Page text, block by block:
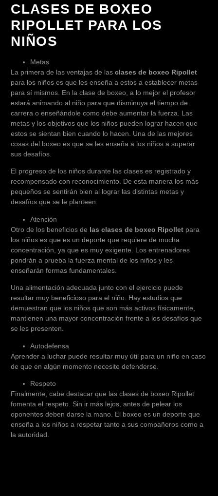
CLASES DE BOXEO
RIPOLLET PARA LOS
NIÑOS
Metas
La primera de las ventajas de lasclases de boxeo Ripollet
para los niños es que les enseña a estos a establecer metas
para sí mismos. En la clase de boxeo, a lo mejor el profesor
estará animando al niño para que disminuya el tiempo de
carrera o enseñándole como debe aumentar la fuerza. Las
metas y los objetivos que los niños pueden lograr hacen que
estos se sientan bien cuando lo hacen. Una de las mejores
cosas del boxeo es que se les enseña a los niños a superar
sus desafíos.
El progreso de los niños durante las clases es registrado y
recompensado con reconocimiento. De esta manera los más
pequeños se sentirán bien al lograr las distintas metas y
desafíos que se le planteen.
Atención
Otro de los beneficios de las clases de boxeo Ripollet para
los niños es que es un deporte que requiere de mucha
concentración, ya que es muy exigente. Los entrenadores
pondrán a prueba la fuerza mental de los niños y les
enseñarán formas fundamentales.
Una alimentación adecuada junto con el ejercicio puede
resultar muy beneficioso para el niño. Hay estudios que
demuestran que los niños que son más activos físicamente,
mantienen una mayor concentración frente a los desafíos que
se les presenten.
Autodefensa
Aprender a luchar puede resultar muy útil para un niño en caso
de que en algún momento necesite defenderse.
Respeto
Finalmente, cabe destacar que las clases de boxeo Ripollet
fomenta el respeto. Sin ir más lejos, antes de pelear los
oponentes deben darse la mano. El boxeo es un deporte que
enseña a los niños a respetar tanto a sus compañeros como a
la autoridad.